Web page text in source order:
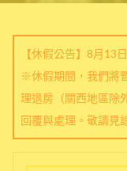
【休假公告】8月13
※休假期間，我們將
理退房（關西地區除
回覆與處理。敬請見